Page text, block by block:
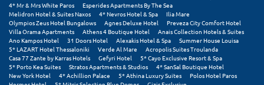
Πάτρα
Παύλιανη
Πειραιάς
Πελοπόννησος
4* Mr & Mrs White Paros
Esperides Apartments By The Sea
Melidron Hotel & Suites Naxos
4* Nevros Hotel & Spa
Ilia Mare
Olympios Zeus Hotel Bungalows
Agnes Deluxe Hotel
Preveza City Comfort Hotel
Villa Orama Apartments
Athens 4 Boutique Hotel
Anais Collection Hotels & Suites
Ano Kampos Hotel
31 Doors Hotel Alexakis Hotel & Spa
Summer House Louisa
5* LAZART Hotel Thessaloniki
Verde Al Mare
Acropolis Suites Troulanda
Casa 77 Zante by Karras Hotels
Gefyri Hotel
5* Cayo Exclusive Resort & Spa
5* Porto Kea Suites
Stratos Apartments & Studios
4* SanSal Boutique Hotel
New York Hotel
4* Achillion Palace 5* Athina Luxury Suites
Polos Hotel Paros